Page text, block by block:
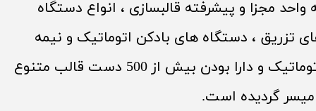
واحد مجزا و پیشرفته قالبسازی ، انواع دستگاه
تزریق ، دستگاه های بادکن اتوماتیک و نیمه
اتوماتیک و دارا بودن بیش از 500 دست قالب متنوع
میسر گردیده است.